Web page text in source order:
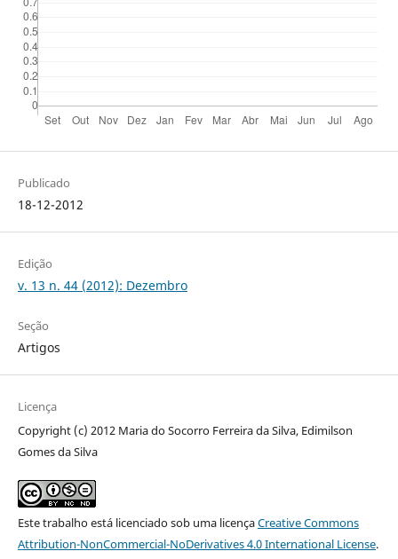
Publicado
18-12-2012
Edição
v. 13 n. 44 (2012): Dezembro
Seção
Artigos
Licença
Copyright (c) 2012 Maria do Socorro Ferreira da Silva, Edimilson
Gomes da Silva
Este trabalho está licenciado sob uma licençaCreative Commons
Attribution-NonCommercial-NoDerivatives 4.0 International License.